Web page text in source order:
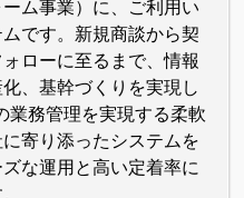
ム事業）に、ご利用い
です。新規商談から契
ローに至るまで、情報
、基幹づくりを実現し
業務管理を実現する柔軟
寄り添ったシステムを
な運用と高い定着率に